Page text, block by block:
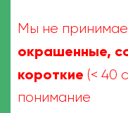
Мы не
окрашенные,
короткие (< 40
понимание